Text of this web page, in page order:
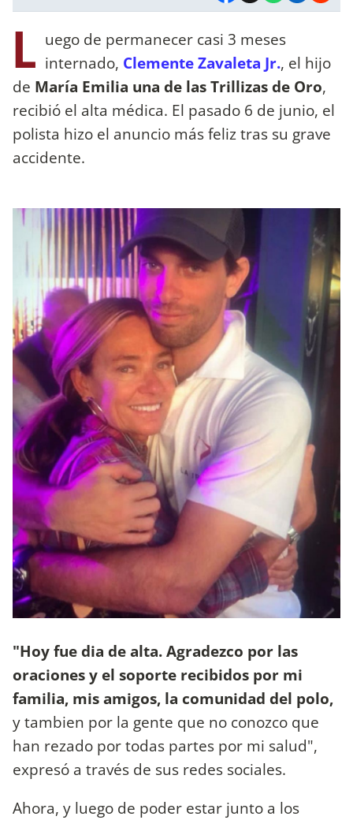
L uego de permanecer casi 3 meses
internado, Clemente Zavaleta Jr., el hijo
de María Emilia una de las Trillizas de Oro,
recibió el alta médica. El pasado 6 de junio, el
polista hizo el anuncio más feliz tras su grave
accidente.
"Hoy fue dia de alta. Agradezco por las
oraciones y el soporte recibidos por mi
familia, mis amigos, la comunidad del polo,
y tambien por la gente que no conozco que
han rezado por todas partes por mi salud",
expresó a través de sus redes sociales.
Ahora, y luego de poder estar junto a los